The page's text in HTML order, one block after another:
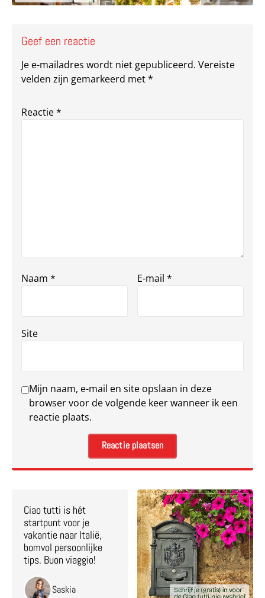
Geef een reactie
Je e-mailadres wordt niet gepubliceerd. Vereiste
velden zijn gemarkeerd met*
Reactie*
Naam * E-mail *
Site
Mijn naam, e-mail en site opslaan in deze
browser voor de volgende keer wanneer ik een
reactie plaats.
Ciao tutti is hét
startpunt voor je
vakantie naar Italië,
bomvol persoonlijke
tips. Buon viaggio!
Saskia